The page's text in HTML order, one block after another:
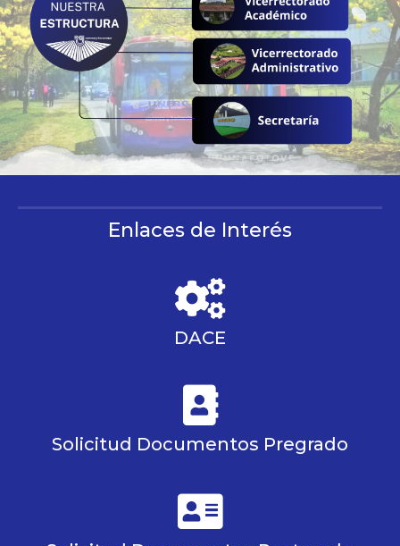
Enlaces de Interés
DACE
Solicitud Documentos Pregrado